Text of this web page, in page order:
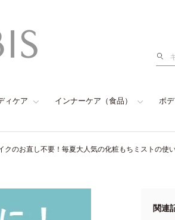
ィケア インナーケア（食品） ボ
クのお直し不要！毎夏大人気の化粧もちミストの使
関連